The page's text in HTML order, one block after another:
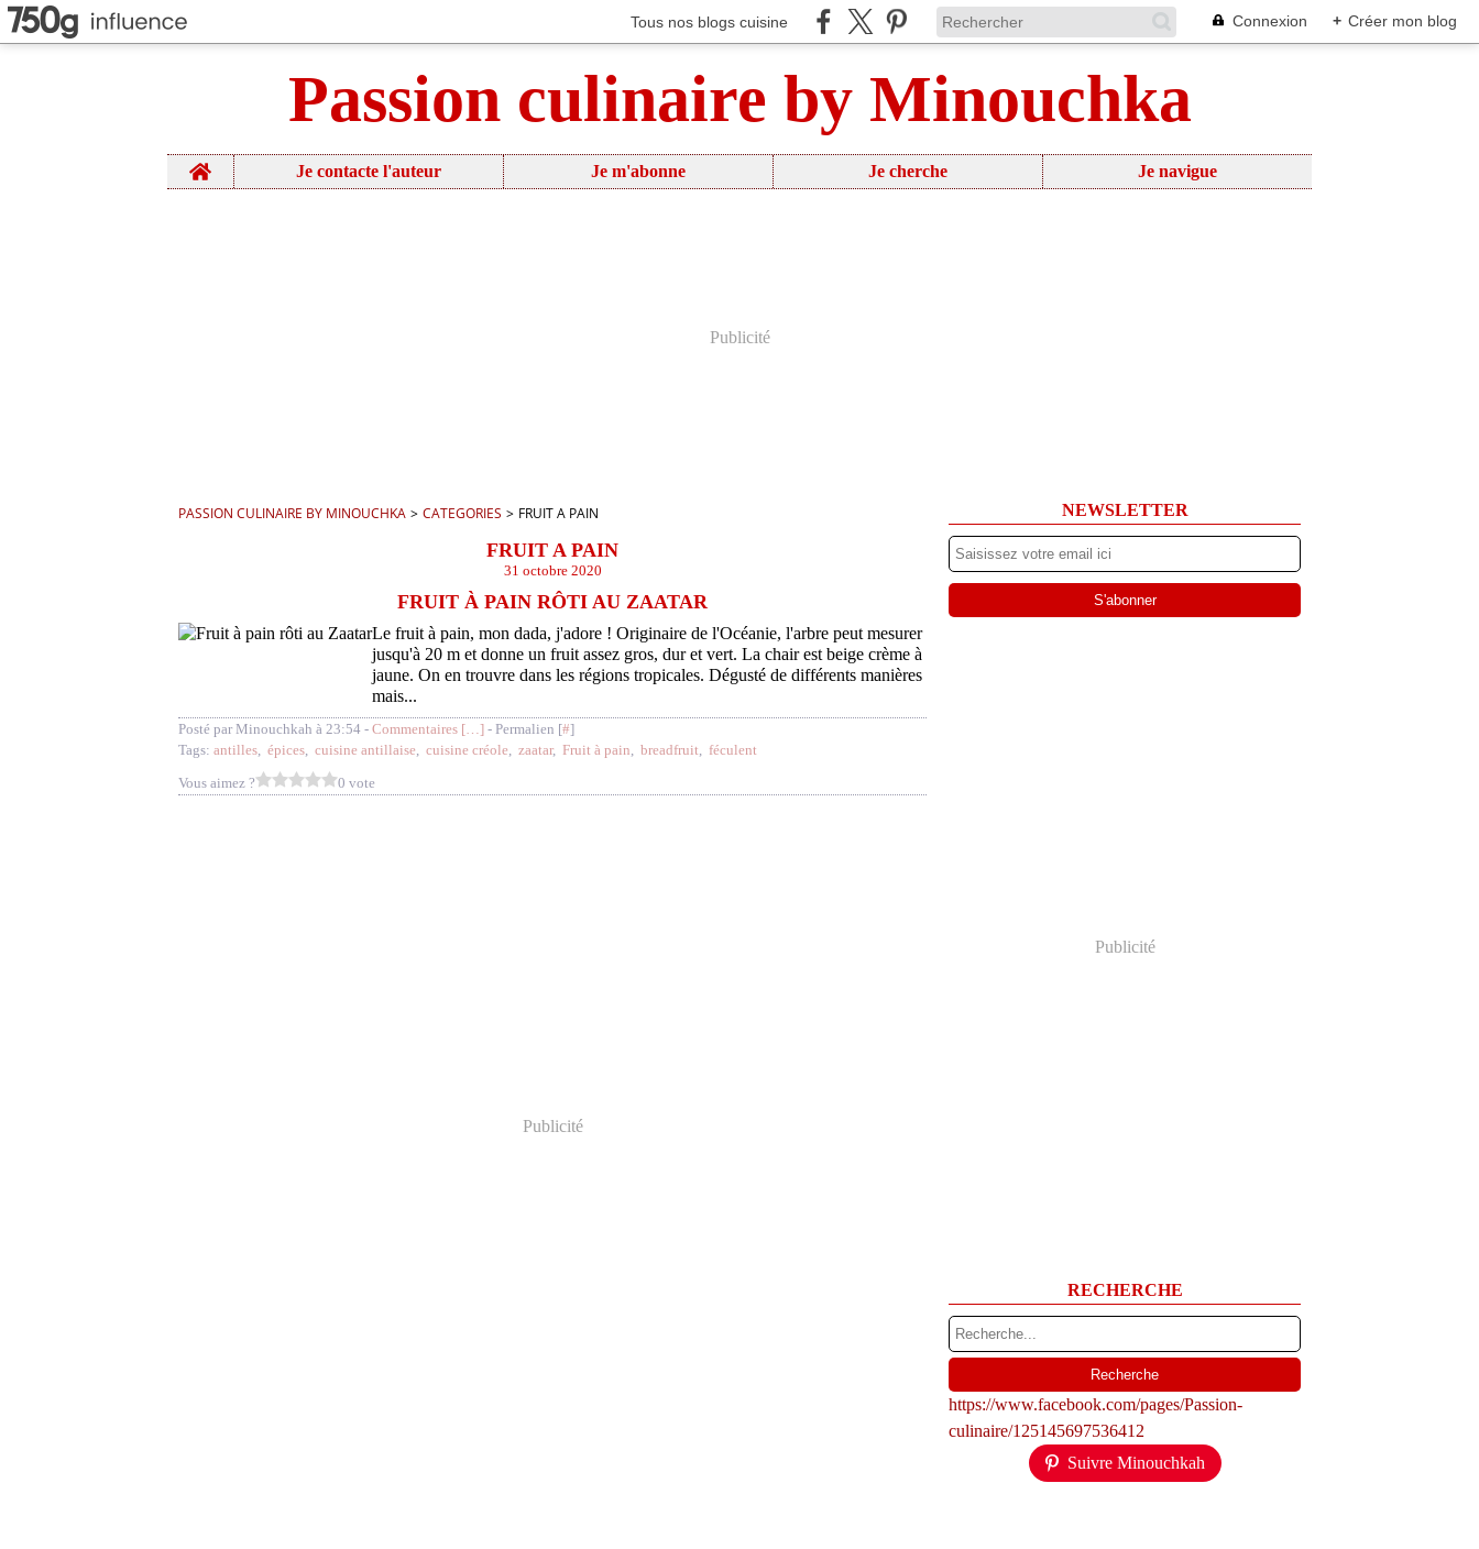
Tous nos blogs cuisine Connexion + Créer mon blog
Passion culinaire by Minouchka
Home Je contacte l'auteur Je m'abonne Je cherche Je navigue
Publicité
PASSION CULINAIRE BY MINOUCHKA > CATEGORIES > FRUIT A PAIN
FRUIT A PAIN
31 octobre 2020
FRUIT À PAIN RÔTI AU ZAATAR
Le fruit à pain, mon dada, j'adore ! Originaire de l'Océanie, l'arbre peut mesurer
jusqu'à 20 m et donne un fruit assez gros, dur et vert. La chair est beige crème à
jaune. On en trouvre dans les régions tropicales. Dégusté de différents manières
mais...
Posté par Minouchkah à 23:54 - Commentaires […] - Permalien [#]
Tags: antilles, épices, cuisine antillaise, cuisine créole, zaatar, Fruit à pain, breadfruit, féculent
Vous aimez ?
0 vote
Publicité
NEWSLETTER
Publicité
RECHERCHE
https://www.facebook.com/pages/Passion-
culinaire/125145697536412
Suivre Minouchkah